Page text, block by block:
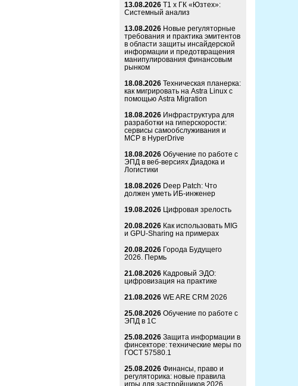
13.08.2026 Т1 x ГК «Юзтех»:
Системный анализ
13.08.2026 Новые регуляторные
требования и практика эмитентов
в области защиты инсайдерской
информации и предотвращения
манипулирования финансовым
рынком
18.08.2026 Техническая планерка:
как мигрировать на Astra Linux с
помощью Astra Migration
18.08.2026 Инфраструктура для
разработки на гиперскорости:
сервисы самообслуживания и
MCP в HyperDrive
18.08.2026 Обучение по работе с
ЭПД в веб-версиях Диадока и
Логистики
18.08.2026 Deep Patch: Что
должен уметь ИБ-инженер
19.08.2026 Цифровая зрелость
20.08.2026 Как использовать MIG
и GPU-Sharing на примерах
20.08.2026 Города Будущего
2026. Пермь
21.08.2026 Кадровый ЭДО:
цифровизация на практике
21.08.2026 WE ARE CRM 2026
25.08.2026 Обучение по работе с
ЭПД в 1С
25.08.2026 Защита информации в
финсекторе: технические меры по
ГОСТ 57580.1
25.08.2026 Финансы, право и
регуляторика: новые правила